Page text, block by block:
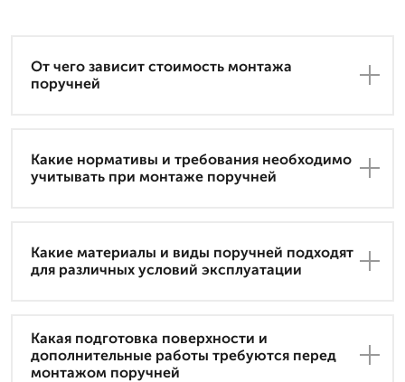
От чего зависит стоимость монтажа
поручней
Какие нормативы и требования необходимо
учитывать при монтаже поручней
Какие материалы и виды поручней подходят
для различных условий эксплуатации
Какая подготовка поверхности и
дополнительные работы требуются перед
монтажом поручней